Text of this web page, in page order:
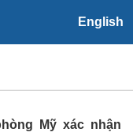
English
hơn gấp
Mỹ xác nhận